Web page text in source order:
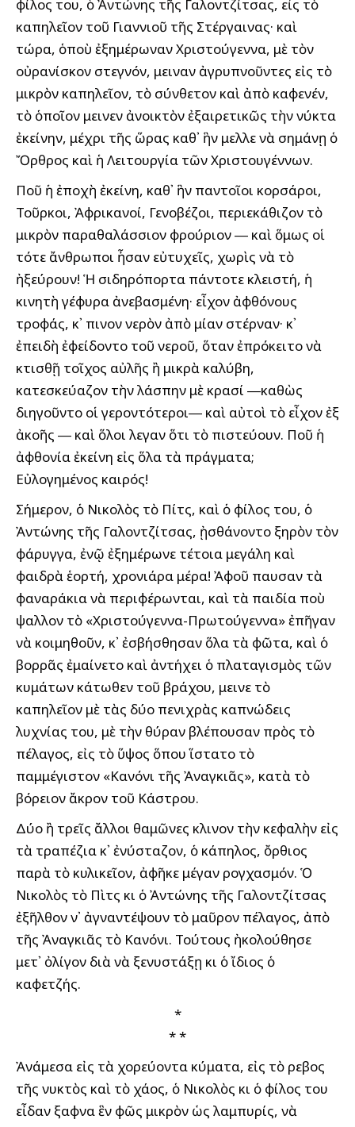
φίλος του, ὁ Ἀντώνης τῆς Γαλοντζίτσας, εἰς τὸ
καπηλεῖον τοῦ Γιαννιοῦ τῆς Στέργαινας· καὶ
τώρα, ὁποὺ ἐξημέρωναν Χριστούγεννα, μὲ τὸν
οὐρανίσκον στεγνόν, ἔμειναν ἀγρυπνοῦντες εἰς τὸ
μικρὸν καπηλεῖον, τὸ σύνθετον καὶ ἀπὸ καφενέν,
τὸ ὁποῖον ἔμεινεν ἀνοικτὸν ἐξαιρετικῶς τὴν νύκτα
ἐκείνην, μέχρι τῆς ὥρας καθ᾽ ἣν ἔμελλε νὰ σημάνῃ ὁ
Ὄρθρος καὶ ἡ Λειτουργία τῶν Χριστουγέννων.
Ποῦ ἡ ἐποχὴ ἐκείνη, καθ᾽ ἣν παντοῖοι κορσάροι,
Τοῦρκοι, Ἀφρικανοί, Γενοβέζοι, περιεκάθιζον τὸ
μικρὸν παραθαλάσσιον φρούριον ― καὶ ὅμως οἱ
τότε ἄνθρωποι ἦσαν εὐτυχεῖς, χωρὶς νὰ τὸ
ἠξεύρουν! Ἡ σιδηρόπορτα πάντοτε κλειστή, ἡ
κινητὴ γέφυρα ἀνεβασμένη· εἶχον ἀφθόνους
τροφάς, κ᾽ ἔπινον νερὸν ἀπὸ μίαν στέρναν· κ᾽
ἐπειδὴ ἐφείδοντο τοῦ νεροῦ, ὅταν ἐπρόκειτο νὰ
κτισθῇ τοῖχος αὐλῆς ἢ μικρὰ καλύβη,
κατεσκεύαζον τὴν λάσπην μὲ κρασί ―καθὼς
διηγοῦντο οἱ γεροντότεροι― καὶ αὐτοὶ τὸ εἶχον ἐξ
ἀκοῆς ― καὶ ὅλοι ἔλεγαν ὅτι τὸ πιστεύουν. Ποῦ ἡ
ἀφθονία ἐκείνη εἰς ὅλα τὰ πράγματα;
Εὐλογημένος καιρός!
Σήμερον, ὁ Νικολὸς τὸ Πίτς, καὶ ὁ φίλος του, ὁ
Ἀντώνης τῆς Γαλοντζίτσας, ᾐσθάνοντο ξηρὸν τὸν
φάρυγγα, ἐνῷ ἐξημέρωνε τέτοια μεγάλη καὶ
φαιδρὰ ἑορτή, χρονιάρα μέρα! Ἀφοῦ ἔπαυσαν τὰ
φαναράκια νὰ περιφέρωνται, καὶ τὰ παιδία ποὺ
ἔψαλλον τὸ «Χριστούγεννα-Πρωτούγεννα» ἐπῆγαν
νὰ κοιμηθοῦν, κ᾽ ἐσβήσθησαν ὅλα τὰ φῶτα, καὶ ὁ
βορρᾶς ἐμαίνετο καὶ ἀντήχει ὁ πλαταγισμὸς τῶν
κυμάτων κάτωθεν τοῦ βράχου, ἔμεινε τὸ
καπηλεῖον μὲ τὰς δύο πενιχρὰς καπνώδεις
λυχνίας του, μὲ τὴν θύραν βλέπουσαν πρὸς τὸ
πέλαγος, εἰς τὸ ὕψος ὅπου ἵστατο τὸ
παμμέγιστον «Κανόνι τῆς Ἀναγκιᾶς», κατὰ τὸ
βόρειον ἄκρον τοῦ Κάστρου.
Δύο ἢ τρεῖς ἄλλοι θαμῶνες ἔκλινον τὴν κεφαλὴν εἰς
τὰ τραπέζια κ᾽ ἐνύσταζον, ὁ κάπηλος, ὄρθιος
παρὰ τὸ κυλικεῖον, ἀφῆκε μέγαν ρογχασμόν. Ὁ
Νικολὸς τὸ Πὶτς κι ὁ Ἀντώνης τῆς Γαλοντζίτσας
ἐξῆλθον ν᾽ ἀγναντέψουν τὸ μαῦρον πέλαγος, ἀπὸ
τῆς Ἀναγκιᾶς τὸ Κανόνι. Τούτους ἠκολούθησε
μετ᾽ ὀλίγον διὰ νὰ ξενυστάξῃ κι ὁ ἴδιος ὁ
καφετζής.
*
* *
Ἀνάμεσα εἰς τὰ χορεύοντα κύματα, εἰς τὸ ἔρεβος
τῆς νυκτὸς καὶ τὸ χάος, ὁ Νικολὸς κι ὁ φίλος του
εἶδαν ἔξαφνα ἓν φῶς μικρὸν ὡς λαμπυρίς, νὰ